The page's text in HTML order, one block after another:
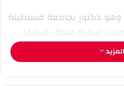
ي
وهو دكتور بجامعة قسنطينة
أضحت ضرورة ملحة يفرضها
صمت سلطة الضبط
البصري أو سلطة ضبط
تؤسس إلى غاية اليوم.
المزيد